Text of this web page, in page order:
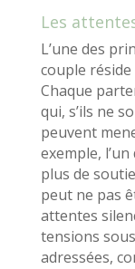
Les
L’une des
couple
Chaque
qui, s’ils ne
peuvent
exemple,
plus de
peut ne pas
attentes
tensions
adressées,